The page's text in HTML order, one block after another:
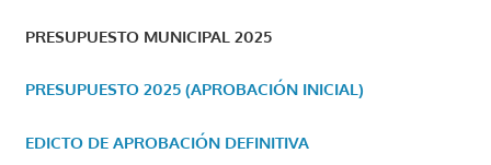
PRESUPUESTO MUNICIPAL 2025
PRESUPUESTO 2025 (APROBACIÓN INICIAL)
EDICTO DE APROBACIÓN DEFINITIVA